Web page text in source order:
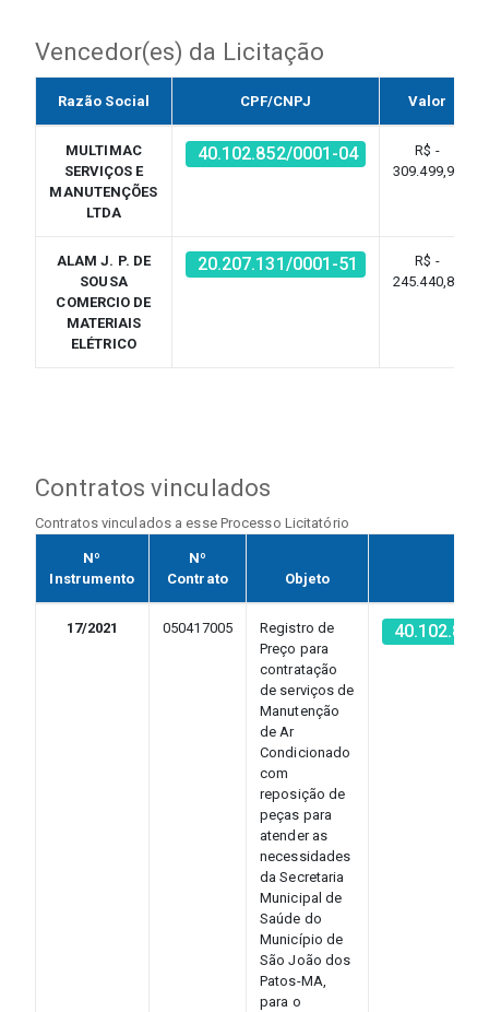
Vencedor(es) da Licitação
Razão Social CPF/CNPJ Valor
MULTIMAC
SERVIÇOS E
MANUTENÇÕES
LTDA
40.102.852/0001-04
R$ -
309.499,92
ALAM J. P. DE
SOUSA
COMERCIO DE
MATERIAIS
ELÉTRICO
20.207.131/0001-51
R$ -
245.440,80
Contratos vinculados
Contratos vinculados a esse Processo Licitatório
Nº
Instrumento
Nº
Contrato
Objeto
17/2021 050417005
Registro de
Preço para
contratação
de serviços de
Manutenção
de Ar
Condicionado
com
reposição de
peças para
atender as
necessidades
da Secretaria
Municipal de
Saúde do
Município de
São João dos
Patos-MA,
para o